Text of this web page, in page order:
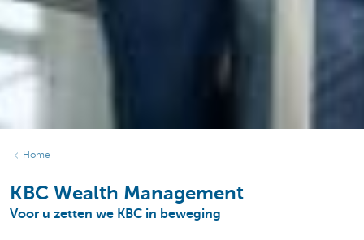
Home
KBC Wealth Management
Voor u zetten we KBC in beweging